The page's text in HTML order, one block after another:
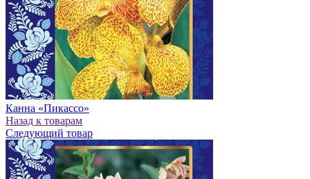
Канна «Пикассо»
Назад к товарам
Следующий товар